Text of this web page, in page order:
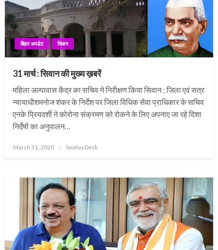
बिहार अपडेट सिवान
31 मार्च : सिवान की मुख्य ख़बरें
महिला अल्पावास केंद्र का सचिव ने निरीक्षण किया सिवान : जिला एवं सत्र
न्यायाधीशमनोज शंकर के निर्देश पर जिला विधिक सेवा प्राधिकार के सचिव
एनके प्रियदर्शी ने कोरोना संक्रमण को रोकने के लिए अपनाए जा रहे दिशा
निर्देषों का अनुपालन…
Posted
March 31, 2020 Swatva Desk